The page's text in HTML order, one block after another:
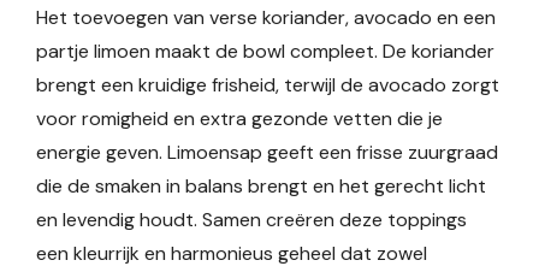
Het toevoegen van verse koriander, avocado en een
partje limoen maakt de bowl compleet. De koriander
brengt een kruidige frisheid, terwijl de avocado zorgt
voor romigheid en extra gezonde vetten die je
energie geven. Limoensap geeft een frisse zuurgraad
die de smaken in balans brengt en het gerecht licht
en levendig houdt. Samen creëren deze toppings
een kleurrijk en harmonieus geheel dat zowel